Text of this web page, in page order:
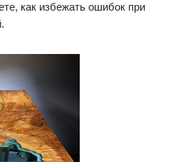
как избежать ошибок при